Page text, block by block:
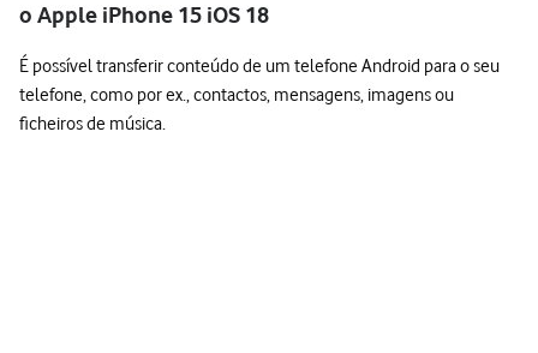
o Apple iPhone 15 iOS 18
É possível transferir conteúdo de um telefone Android para o seu
telefone, como por ex., contactos, mensagens, imagens ou
ficheiros de música.